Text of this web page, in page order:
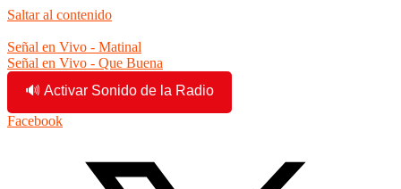
Saltar al contenido
Señal en Vivo - Matinal
Señal en Vivo - Que Buena
🔊 Activar Sonido de la Radio
Facebook